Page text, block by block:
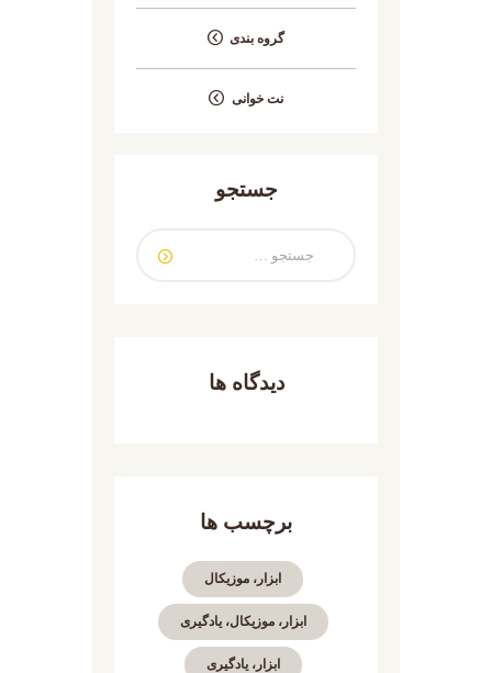
گروه بندی
نت خوانی
جستجو
دیدگاه ها
برچسب ها
ابزار، موزیکال
ابزار، موزیکال، یادگیری
ابزار، یادگیری